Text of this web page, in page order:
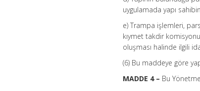
uygulamada yapı
e) Trampa işlemleri,
kıymet takdir
oluşması halinde ilgili
(6) Bu maddeye göre
MADDE 4 – Bu